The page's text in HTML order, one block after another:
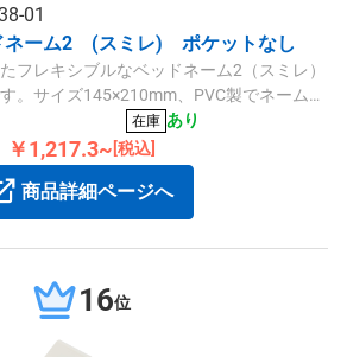
01
ネーム2 (スミレ) ポケットなし
フレキシブルなベッドネーム2（スミレ）
。サイズ145×210mm、PVC製でネームカ
せて調整可能です。
在庫 あり
￥1,217.3~ [税込]
商品詳細ページへ
16位